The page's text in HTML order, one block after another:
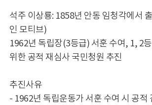
석주 이상룡: 1858년 안동 임청각에서
인 모티브)
1962년 독립장(3등급) 서훈 수여, 1, 2
위한 공적 재심사 국민청원 추진
추진사유
- 1962년 독립운동가 서훈 수여 시 공적